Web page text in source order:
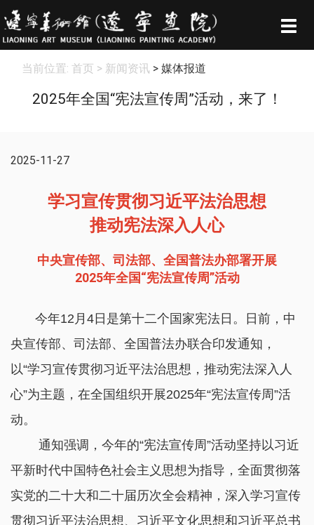
当前位置: 首页 > 新闻资讯 > 媒体报道
2025年全国“宪法宣传周”活动，来了！
2025-11-27
学习宣传贯彻习近平法治思想
推动宪法深入人心
中央宣传部、司法部、全国普法办部署开展
2025年全国“宪法宣传周”活动
今年12月4日是第十二个国家宪法日。日前，中
央宣传部、司法部、全国普法办联合印发通知，
以“学习宣传贯彻习近平法治思想，推动宪法深入人
心”为主题，在全国组织开展2025年“宪法宣传周”活
动。
通知强调，今年的“宪法宣传周”活动坚持以习近
平新时代中国特色社会主义思想为指导，全面贯彻落
实党的二十大和二十届历次全会精神，深入学习宣传
贯彻习近平法治思想、习近平文化思想和习近平总书